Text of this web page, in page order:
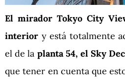
El mirador Tokyo City
interior y está totalmente
el de la planta 54, el Sky
que tener en cuenta que